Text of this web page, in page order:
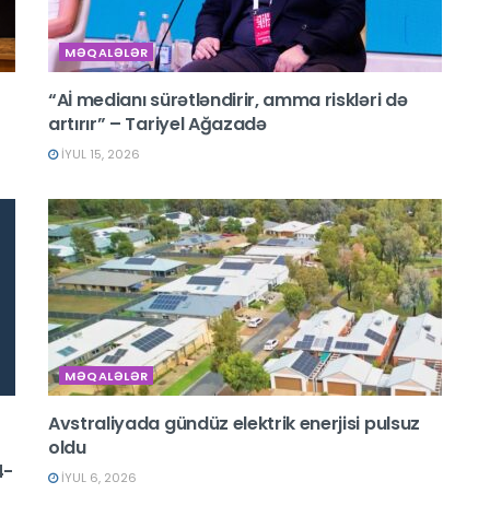
MƏQALƏLƏR
“Aİ medianı sürətləndirir, amma riskləri də
artırır” – Tariyel Ağazadə
İYUL 15, 2026
MƏQALƏLƏR
Avstraliyada gündüz elektrik enerjisi pulsuz
oldu
İYUL 6, 2026